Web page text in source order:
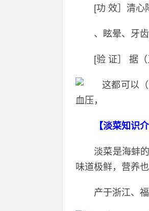
[功 效］清心
、眩晕、牙齿
[验 证］ 据
【淡菜知识
淡菜是海蚌
味道极鲜，营养
产于浙江、